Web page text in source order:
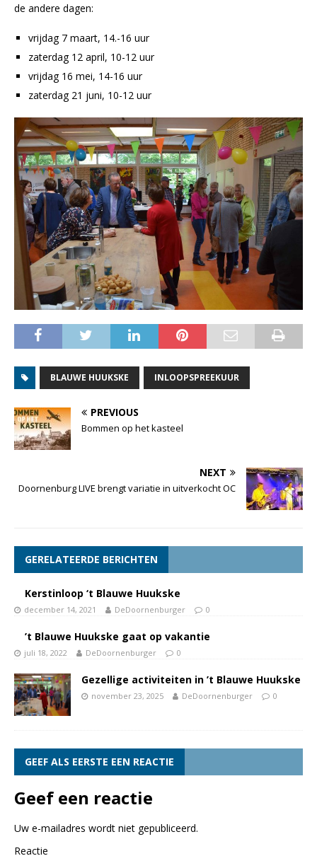
de andere dagen:
vrijdag 7 maart, 14.-16 uur
zaterdag 12 april, 10-12 uur
vrijdag 16 mei, 14-16 uur
zaterdag 21 juni, 10-12 uur
BLAUWE HUUKSKE INLOOPSPREEKUUR
PREVIOUS
Bommen op het kasteel
NEXT
Doornenburg LIVE brengt variatie in uitverkocht OC
GERELATEERDE BERICHTEN
Kerstinloop ‘t Blauwe Huukske
december 14, 2021 DeDoornenburger 0
’t Blauwe Huukske gaat op vakantie
juli 18, 2022 DeDoornenburger 0
Gezellige activiteiten in ’t Blauwe Huukske
november 23, 2025 DeDoornenburger 0
GEEF ALS EERSTE EEN REACTIE
Geef een reactie
Uw e-mailadres wordt niet gepubliceerd.
Reactie